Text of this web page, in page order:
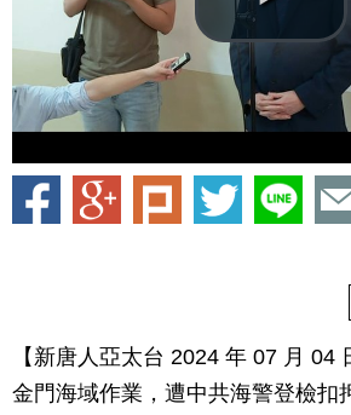
【新唐人亞太台 2024 年 07 月 04
金門海域作業，遭中共海警登檢扣